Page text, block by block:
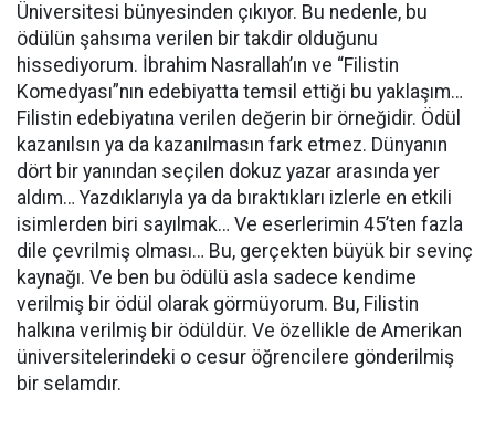
Üniversitesi bünyesinden çıkıyor. Bu nedenle, bu
ödülün şahsıma verilen bir takdir olduğunu
hissediyorum. İbrahim Nasrallah’ın ve “Filistin
Komedyası”nın edebiyatta temsil ettiği bu yaklaşım…
Filistin edebiyatına verilen değerin bir örneğidir. Ödül
kazanılsın ya da kazanılmasın fark etmez. Dünyanın
dört bir yanından seçilen dokuz yazar arasında yer
aldım… Yazdıklarıyla ya da bıraktıkları izlerle en etkili
isimlerden biri sayılmak… Ve eserlerimin 45’ten fazla
dile çevrilmiş olması… Bu, gerçekten büyük bir sevinç
kaynağı. Ve ben bu ödülü asla sadece kendime
verilmiş bir ödül olarak görmüyorum. Bu, Filistin
halkına verilmiş bir ödüldür. Ve özellikle de Amerikan
üniversitelerindeki o cesur öğrencilere gönderilmiş
bir selamdır.